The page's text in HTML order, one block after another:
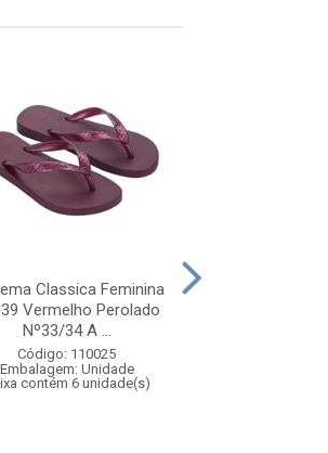
Classica Feminina
Vermelho Perolado
Nº33/34 A ...
Código: 110025
Embalagem: Unidade
contém 6 unidade(s)